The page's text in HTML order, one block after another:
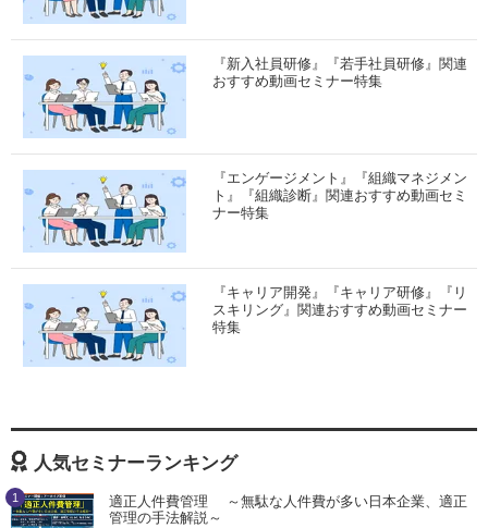
『新入社員研修』『若手社員研修』関連
おすすめ動画セミナー特集
『エンゲージメント』『組織マネジメン
ト』『組織診断』関連おすすめ動画セミ
ナー特集
『キャリア開発』『キャリア研修』『リ
スキリング』関連おすすめ動画セミナー
特集
人気セミナーランキング
1
適正人件費管理 ～無駄な人件費が多い日本企業、適正
管理の手法解説～